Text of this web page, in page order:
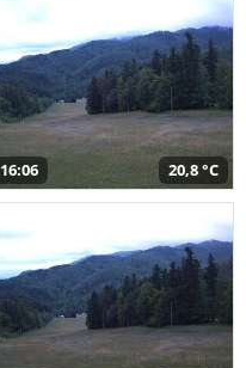
16:06 20,8 °C